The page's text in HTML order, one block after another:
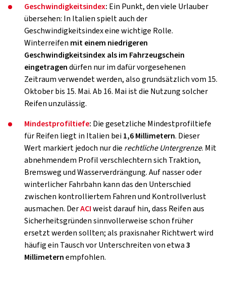
Geschwindigkeitsindex: Ein Punkt, den viele Urlauber
übersehen: In Italien spielt auch der
Geschwindigkeitsindex eine wichtige Rolle.
Winterreifen mit einem niedrigeren
Geschwindigkeitsindex als im Fahrzeugschein
eingetragendürfen nur im dafür vorgesehenen
Zeitraum verwendet werden, also grundsätzlich vom 15.
Oktober bis 15. Mai. Ab 16. Mai ist die Nutzung solcher
Reifen unzulässig.
Mindestprofiltiefe: Die gesetzliche Mindestprofiltiefe
für Reifen liegt in Italien bei1,6 Millimetern. Dieser
Wert markiert jedoch nur die rechtliche Untergrenze. Mit
abnehmendem Profil verschlechtern sich Traktion,
Bremsweg und Wasserverdrängung. Auf nasser oder
winterlicher Fahrbahn kann das den Unterschied
zwischen kontrolliertem Fahren und Kontrollverlust
ausmachen. DerACIweist darauf hin, dass Reifen aus
Sicherheitsgründen sinnvollerweise schon früher
ersetzt werden sollten; als praxisnaher Richtwert wird
häufig ein Tausch vor Unterschreiten von etwa3
Millimeternempfohlen.